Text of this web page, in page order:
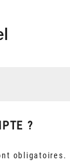
?
obligatoires.